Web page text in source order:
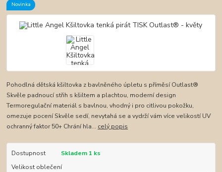
Novinka
Pohodlná dětská kšiltovka z bavlněného úpletu s příměsí Outlast®
Skvěle padnoucí střih s kšiltem a plachtou, moderní design
Termoregulační materiál s bavlnou, vhodný i pro citlivou pokožku,
omezuje pocení Skvěle sedí, nevytahá se a vydrží vám více velikostí UV
ochranný faktor 50+ Chrání hla... celý popis
Dostupnost
Skladem 1 ks
Velikost oblečení